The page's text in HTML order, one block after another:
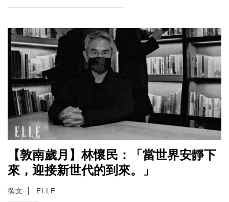
【敦南歲月】林懷民：「當世界安靜下
來，迎接新世代的到來。」
撰文 ELLE